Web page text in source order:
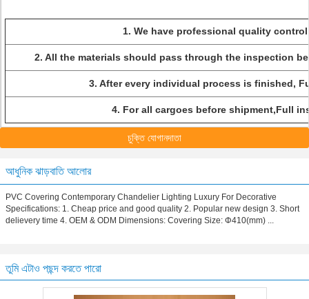
1. We have professional quality control
2. All the materials should pass through the inspection
3. After every individual process is finished,
4. For all cargoes before shipment,Full
চুক্তি যোগানদাতা
আধুনিক ঝাড়বাতি আলোর
PVC Covering Contemporary Chandelier Lighting Luxury For Decorative
Specifications: 1. Cheap price and good quality 2. Popular new design 3. Short
delievery time 4. OEM & ODM Dimensions: Covering Size: Φ410(mm) ...
তুমি এটাও পছন্দ করতে পারো